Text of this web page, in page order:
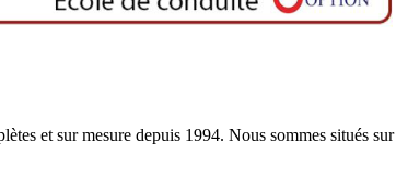
et sur mesure depuis 1994. Nous sommes situés